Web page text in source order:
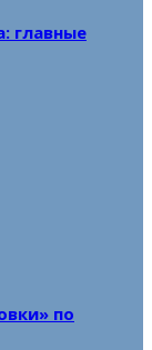
главные
по